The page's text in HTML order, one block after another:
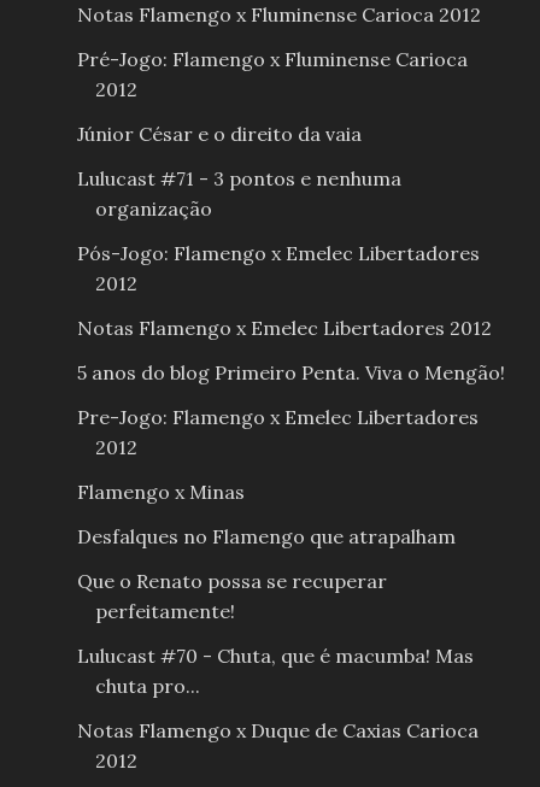
Notas Flamengo x Fluminense Carioca 2012
Pré-Jogo: Flamengo x Fluminense Carioca
2012
Júnior César e o direito da vaia
Lulucast #71 - 3 pontos e nenhuma
organização
Pós-Jogo: Flamengo x Emelec Libertadores
2012
Notas Flamengo x Emelec Libertadores 2012
5 anos do blog Primeiro Penta. Viva o Mengão!
Pre-Jogo: Flamengo x Emelec Libertadores
2012
Flamengo x Minas
Desfalques no Flamengo que atrapalham
Que o Renato possa se recuperar
perfeitamente!
Lulucast #70 - Chuta, que é macumba! Mas
chuta pro...
Notas Flamengo x Duque de Caxias Carioca
2012